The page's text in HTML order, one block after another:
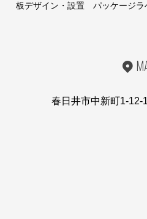
板デザイン・設置 パッケージラ
春日井市中新町1-12-